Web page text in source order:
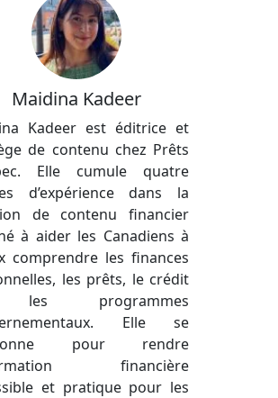
Maidina Kadeer
Kadeer est éditrice et
de contenu chez Prêts
Elle cumule quatre
d’expérience dans la
de contenu financier
à aider les Canadiens à
comprendre les finances
les prêts, le crédit
programmes
Elle se
pour rendre
financière
et pratique pour les